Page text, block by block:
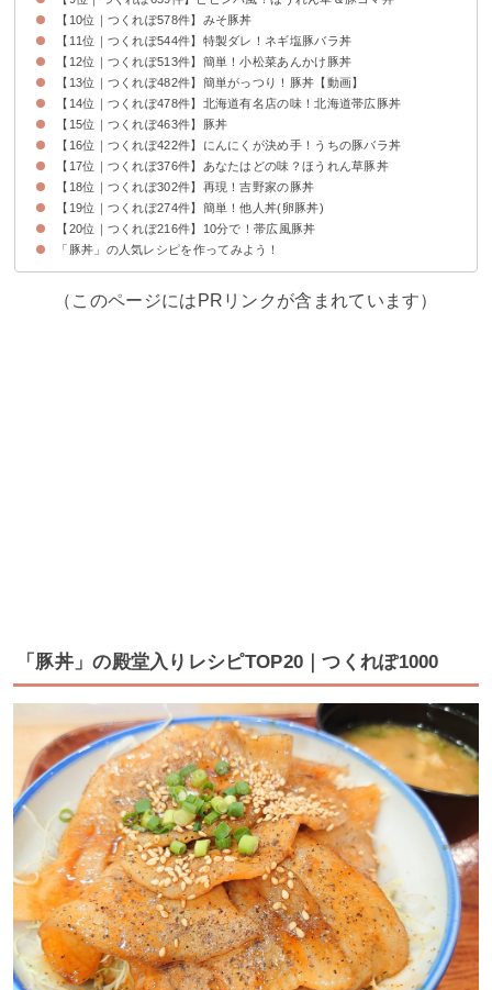
【10位｜つくれぽ578件】みそ豚丼
【11位｜つくれぽ544件】特製ダレ！ネギ塩豚バラ丼
【12位｜つくれぽ513件】簡単！小松菜あんかけ豚丼
【13位｜つくれぽ482件】簡単がっつり！豚丼【動画】
【14位｜つくれぽ478件】北海道有名店の味！北海道帯広豚丼
【15位｜つくれぽ463件】豚丼
【16位｜つくれぽ422件】にんにくが決め手！うちの豚バラ丼
【17位｜つくれぽ376件】あなたはどの味？ほうれん草豚丼
【18位｜つくれぽ302件】再現！吉野家の豚丼
【19位｜つくれぽ274件】簡単！他人丼(卵豚丼)
【20位｜つくれぽ216件】10分で！帯広風豚丼
「豚丼」の人気レシピを作ってみよう！
（このページにはPRリンクが含まれています）
「豚丼」の殿堂入りレシピTOP20｜つくれぽ1000